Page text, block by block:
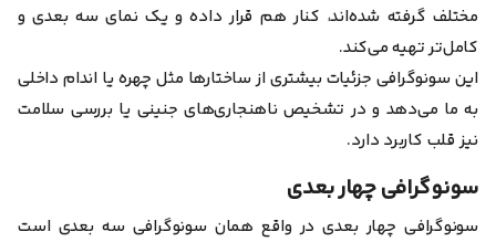
مختلف گرفته شده‌اند، کنار هم قرار داده و یک نمای سه بعدی و
کامل‌تر تهیه می‌کند.
این سونوگرافی جزئیات بیشتری از ساختارها مثل چهره یا اندام داخلی
به‌ ما می‌دهد و در تشخیص ناهنجاری‌های جنینی یا بررسی سلامت
نیز قلب کاربرد دارد.
سونوگرافی چهار بعدی
سونوگرافی چهار بعدی در واقع همان سونوگرافی سه بعدی است